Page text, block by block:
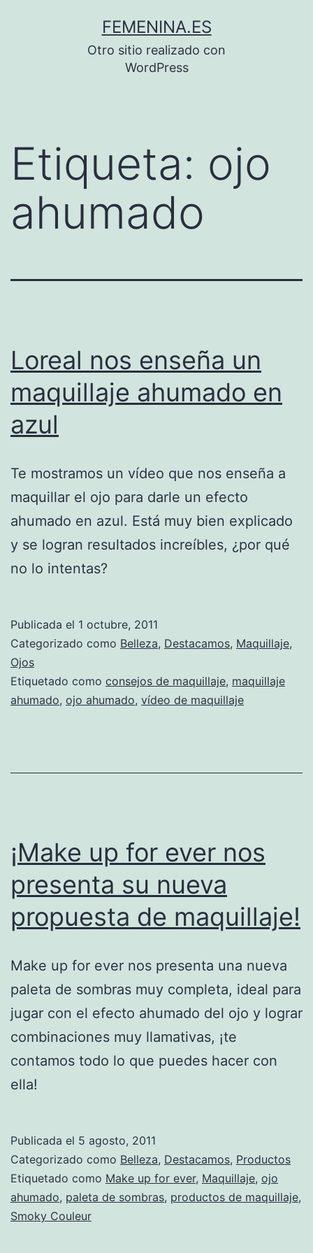
FEMENINA.ES
Otro sitio realizado con
WordPress
Etiqueta: ojo
ahumado
Loreal nos enseña un
maquillaje ahumado en
azul
Te mostramos un vídeo que nos enseña a
maquillar el ojo para darle un efecto
ahumado en azul. Está muy bien explicado
y se logran resultados increíbles, ¿por qué
no lo intentas?
Publicada el 1 octubre, 2011
Categorizado como Belleza, Destacamos, Maquillaje,
Ojos
Etiquetado como consejos de maquillaje, maquillaje
ahumado, ojo ahumado, vídeo de maquillaje
¡Make up for ever nos
presenta su nueva
propuesta de maquillaje!
Make up for ever nos presenta una nueva
paleta de sombras muy completa, ideal para
jugar con el efecto ahumado del ojo y lograr
combinaciones muy llamativas, ¡te
contamos todo lo que puedes hacer con
ella!
Publicada el 5 agosto, 2011
Categorizado como Belleza, Destacamos, Productos
Etiquetado como Make up for ever, Maquillaje, ojo
ahumado, paleta de sombras, productos de maquillaje,
Smoky Couleur